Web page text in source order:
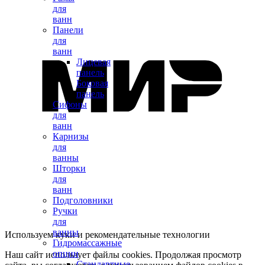
для
ванн
Панели
для
ванн
Лицевая
панель
Боковая
панель
Сифоны
для
ванн
Карнизы
для
ванны
Шторки
для
ванн
Подголовники
Ручки
для
ванны
Гидромассажные
опции
Используем куки и рекомендательные технологии
Наш сайт использует файлы cookies. Продолжая просмотр